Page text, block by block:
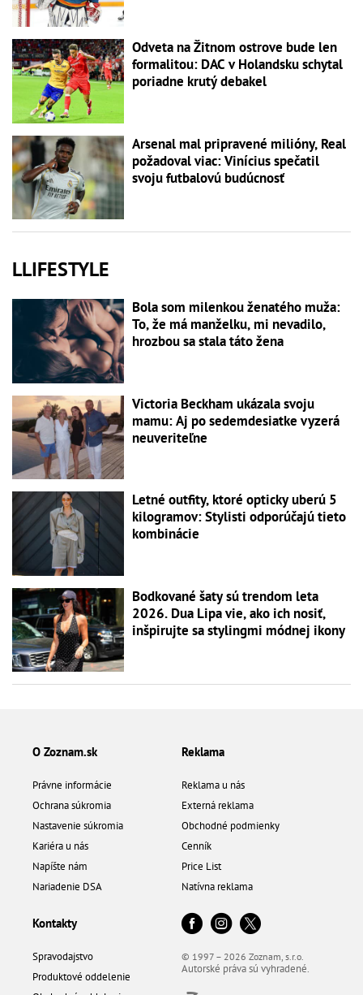
Odveta na Žitnom ostrove bude len
formalitou: DAC v Holandsku schytal
poriadne krutý debakel
Arsenal mal pripravené milióny, Real
požadoval viac: Vinícius spečatil
svoju futbalovú budúcnosť
LLIFESTYLE
Bola som milenkou ženatého muža:
To, že má manželku, mi nevadilo,
hrozbou sa stala táto žena
Victoria Beckham ukázala svoju
mamu: Aj po sedemdesiatke vyzerá
neuveriteľne
Letné outfity, ktoré opticky uberú 5
kilogramov: Stylisti odporúčajú tieto
kombinácie
Bodkované šaty sú trendom leta
2026. Dua Lipa vie, ako ich nosiť,
inšpirujte sa stylingmi módnej ikony
O Zoznam.sk
Právne informácie
Ochrana súkromia
Nastavenie súkromia
Kariéra u nás
Napíšte nám
Nariadenie DSA
Reklama
Reklama u nás
Externá reklama
Obchodné podmienky
Cenník
Price List
Natívna reklama
Kontakty
Spravodajstvo
Produktové oddelenie
© 1997 – 2026 Zoznam, s.r.o.
Autorské práva sú vyhradené.